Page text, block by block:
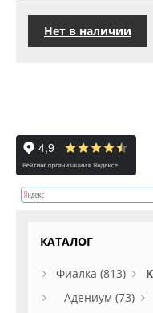
Нет в наличии
КАТАЛОГ
Фиалка (813)
Адениум (73)